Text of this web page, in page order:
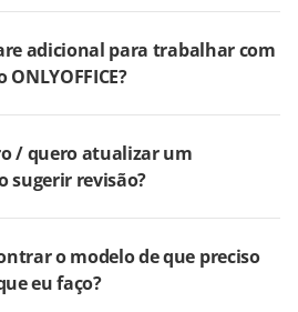
adicional para trabalhar com
/ quero atualizar um
sugerir revisão?
o modelo de que preciso
eu faço?